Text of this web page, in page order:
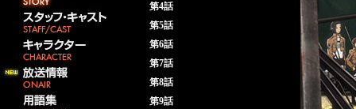
第4話
第5話
第6話
第7話
第8話
第9話